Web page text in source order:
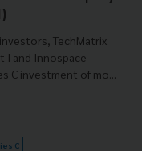
TechMatrix
I and Innospace
C investment of mo...
C